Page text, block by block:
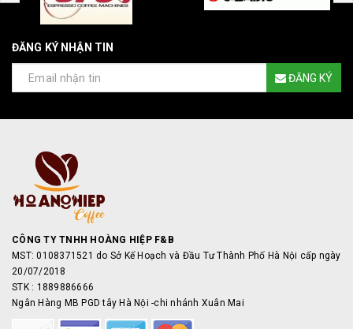
ĐĂNG KÝ NHẬN TIN
ĐĂNG KÝ
CÔNG TY TNHH HOÀNG HIỆP F&B
MST: 0108371521 do Sở Kế Hoạch và Đầu Tư Thành Phố Hà Nội cấp ngày
20/07/2018
STK : 1889886666
Ngân Hàng MB PGD tây Hà Nội -chi nhánh Xuân Mai